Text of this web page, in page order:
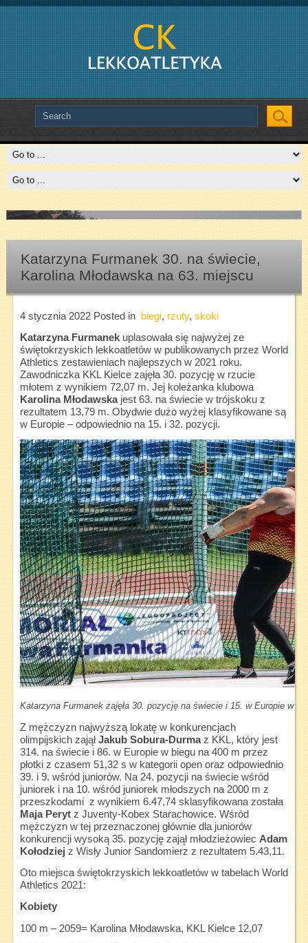
Slide # 2
Czytaj więcej
Katarzyna Furmanek 30. na świecie,
Karolina Młodawska na 63. miejscu
4 stycznia 2022Posted in biegi, rzuty, skoki
Katarzyna Furmanekuplasowała się najwyżej ze
świętokrzyskich lekkoatletów w publikowanych przez World
Athletics zestawieniach najlepszych w 2021 roku.
Zawodniczka KKL Kielce zajęła 30. pozycję w rzucie
młotem z wynikiem 72,07 m. Jej koleżanka klubowa
Karolina Młodawskajest 63. na świecie w trójskoku z
rezultatem 13,79 m. Obydwie dużo wyżej klasyfikowane są
w Europie – odpowiednio na 15. i 32. pozycji.
Katarzyna Furmanek zajęła 30. pozycję na świecie i 15. w Europie w
Z mężczyzn najwyższą lokatę w konkurencjach
olimpijskich zająłJakub Sobura-Durmaz KKL, który jest
314. na świecie i 86. w Europie w biegu na 400 m przez
płotki z czasem 51,32 s w kategorii open oraz odpowiednio
39. i 9. wśród juniorów. Na 24. pozycji na świecie wśród
juniorek i na 10. wśród juniorek młodszych na 2000 m z
przeszkodami z wynikiem 6.47,74 sklasyfikowana została
Maja Perytz Juventy-Kobex Starachowice. Wśród
mężczyzn w tej przeznaczonej głównie dla juniorów
konkurencji wysoką 35. pozycję zajął młodzieżowiec Adam
Kołodziej z Wisły Junior Sandomierz z rezultatem 5.43,11.
Oto miejsca świętokrzyskich lekkoatletów w tabelach World
Athletics 2021:
Kobiety
100 m – 2059= Karolina Młodawska, KKL Kielce 12,07